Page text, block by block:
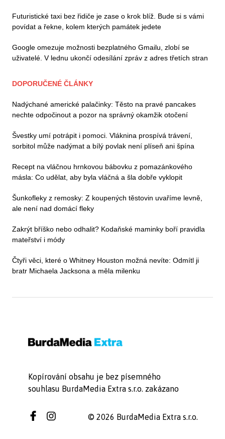
Futuristické taxi bez řidiče je zase o krok blíž. Bude si s vámi
povídat a řekne, kolem kterých památek jedete
Google omezuje možnosti bezplatného Gmailu, zlobí se
uživatelé. V lednu ukončí odesílání zpráv z adres třetích stran
DOPORUČENÉ ČLÁNKY
Nadýchané americké palačinky: Těsto na pravé pancakes
nechte odpočinout a pozor na správný okamžik otočení
Švestky umí potrápit i pomoci. Vláknina prospívá trávení,
sorbitol může nadýmat a bílý povlak není plíseň ani špína
Recept na vláčnou hrnkovou bábovku z pomazánkového
másla: Co udělat, aby byla vláčná a šla dobře vyklopit
Šunkofleky z remosky: Z koupených těstovin uvaříme levně,
ale není nad domácí fleky
Zakrýt bříško nebo odhalit? Kodaňské maminky boří pravidla
mateřství i módy
Čtyři věci, které o Whitney Houston možná nevíte: Odmítl ji
bratr Michaela Jacksona a měla milenku
Kopírování obsahu je bez písemného
souhlasu BurdaMedia Extra s.r.o. zakázano
© 2026 BurdaMedia Extra s.r.o.